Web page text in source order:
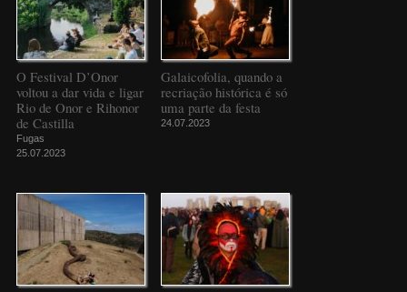
O Festival D’Onor
voltou a dar vida e ligar
Rio de Onor e Rihonor
de Castilla
Fugas
25.07.2023
Galaicofolia, quando a
recriação histórica é só
uma parte da festa
24.07.2023